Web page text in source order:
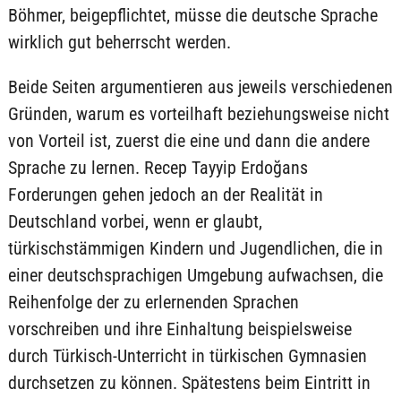
Böhmer, beigepflichtet, müsse die deutsche Sprache
wirklich gut beherrscht werden.
Beide Seiten argumentieren aus jeweils verschiedenen
Gründen, warum es vorteilhaft beziehungsweise nicht
von Vorteil ist, zuerst die eine und dann die andere
Sprache zu lernen. Recep Tayyip Erdoğans
Forderungen gehen jedoch an der Realität in
Deutschland vorbei, wenn er glaubt,
türkischstämmigen Kindern und Jugendlichen, die in
einer deutschsprachigen Umgebung aufwachsen, die
Reihenfolge der zu erlernenden Sprachen
vorschreiben und ihre Einhaltung beispielsweise
durch Türkisch-Unterricht in türkischen Gymnasien
durchsetzen zu können. Spätestens beim Eintritt in